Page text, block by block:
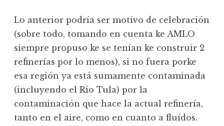
Lo anterior podría ser motivo de celebración
(sobre todo, tomando en cuenta ke AMLO
siempre propuso ke se tenían ke construir 2
refinerías por lo menos), si no fuera porke
esa región ya está sumamente contaminada
(incluyendo el Río Tula) por la
contaminación que hace la actual refinería,
tanto en el aire, como en cuanto a fluídos.